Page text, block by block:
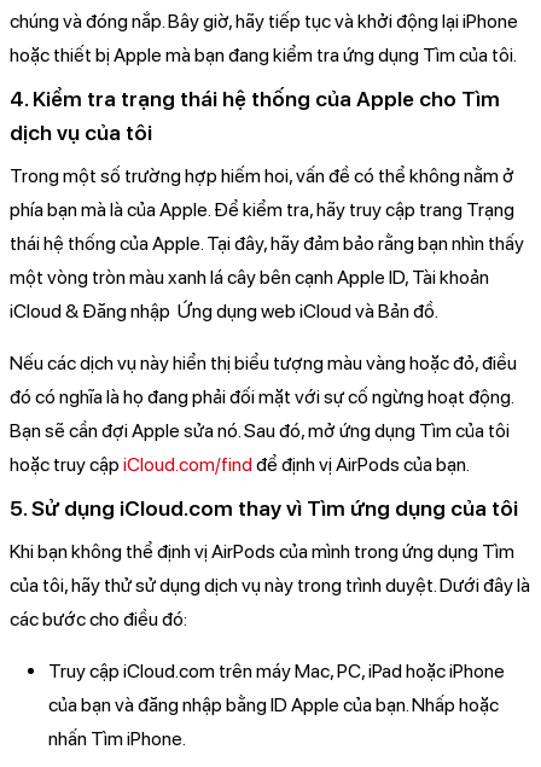
chúng và đóng nắp. Bây giờ, hãy tiếp tục và khởi động lại iPhone
hoặc thiết bị Apple mà bạn đang kiểm tra ứng dụng Tìm của tôi.
4. Kiểm tra trạng thái hệ thống của Apple cho Tìm
dịch vụ của tôi
Trong một số trường hợp hiếm hoi, vấn đề có thể không nằm ở
phía bạn mà là của Apple. Để kiểm tra, hãy truy cập trang Trạng
thái hệ thống của Apple. Tại đây, hãy đảm bảo rằng bạn nhìn thấy
một vòng tròn màu xanh lá cây bên cạnh Apple ID, Tài khoản
iCloud & Đăng nhập Ứng dụng web iCloud và Bản đồ.
Nếu các dịch vụ này hiển thị biểu tượng màu vàng hoặc đỏ, điều
đó có nghĩa là họ đang phải đối mặt với sự cố ngừng hoạt động.
Bạn sẽ cần đợi Apple sửa nó. Sau đó, mở ứng dụng Tìm của tôi
hoặc truy cập iCloud.com/findđể định vị AirPods của bạn.
5. Sử dụng iCloud.com thay vì Tìm ứng dụng của tôi
Khi bạn không thể định vị AirPods của mình trong ứng dụng Tìm
của tôi, hãy thử sử dụng dịch vụ này trong trình duyệt. Dưới đây là
các bước cho điều đó:
Truy cập iCloud.com trên máy Mac, PC, iPad hoặc iPhone
của bạn và đăng nhập bằng ID Apple của bạn. Nhấp hoặc
nhấn Tìm iPhone.